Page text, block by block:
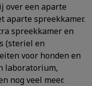
over een aparte
aparte spreekkamer.
spreekkamer en
(steriel en
voor honden en
laboratorium,
nog veel meer.